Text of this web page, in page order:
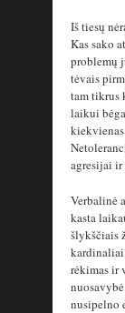
Iš tiesų
Kas sako
problemų
tėvais
tam tikrus
laikui
agresijai
Verbalinė
kasta
šlykščiais
rėkimas ir
nusipelno